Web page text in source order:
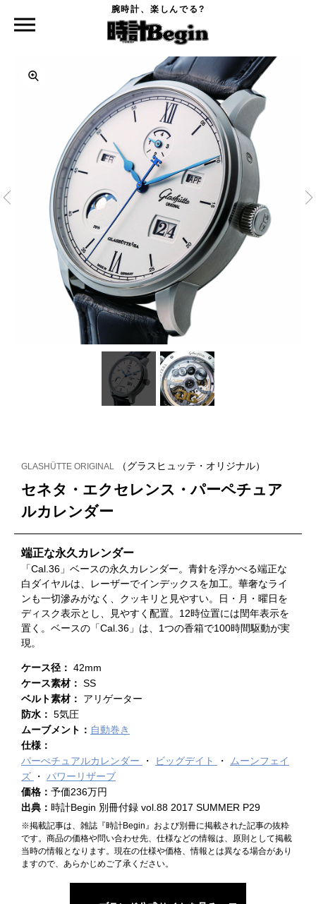
腕時計、楽しんでる?
GLASHÜTTE ORIGINAL
セネタ・エクセレンス・パーペチュアルカレンダー
GLASHÜTTE ORIGINAL （グラスヒュッテ・オリジナル）
セネタ・エクセレンス・パーペチュア
ルカレンダー
端正な永久カレンダー
「Cal.36」ベースの永久カレンダー。青針を浮かべる端正な
白ダイヤルは、レーザーでインデックスを加工。華奢なライ
ンも一切滲みがなく、クッキリと見やすい。日・月・曜日を
ディスク表示とし、見やすく配置。12時位置には閏年表示を
置く。ベースの「Cal.36」は、1つの香箱で100時間駆動が実
現。
ケース径： 42mm
ケース素材： SS
ベルト素材： アリゲーター
防水： 5気圧
ムーブメント： 自動巻き
仕様：
パーぺチュアルカレンダー
ビッグデイト
ムーンフェイ
ズ
パワーリザーブ
価格： 予価236万円
出典： 時計Begin 別冊付録 vol.88 2017 SUMMER P29
※掲載記事は、雑誌『時計Begin』および別冊に掲載された記事の抜粋
です。商品の価格や問い合わせ先、仕様などの情報は、原則として掲載
当時の情報となります。現在の仕様や価格、情報とは異なる場合があり
ますので、あらかじめご了承ください。